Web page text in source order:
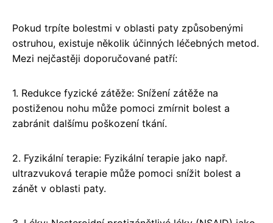
Pokud trpíte bolestmi v oblasti paty způsobenými
ostruhou, existuje několik účinných léčebných metod.
Mezi nejčastěji doporučované patří:
1. Redukce fyzické zátěže: Snížení zátěže na
postiženou nohu může pomoci zmírnit bolest a
zabránit dalšímu poškození tkání.
2. Fyzikální terapie: Fyzikální terapie jako např.
ultrazvuková terapie může pomoci snížit bolest a
zánět v oblasti paty.